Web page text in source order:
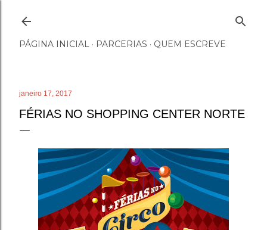
PÁGINA INICIAL PARCERIAS QUEM ESCREVE
janeiro 17, 2017
FÉRIAS NO SHOPPING CENTER NORTE